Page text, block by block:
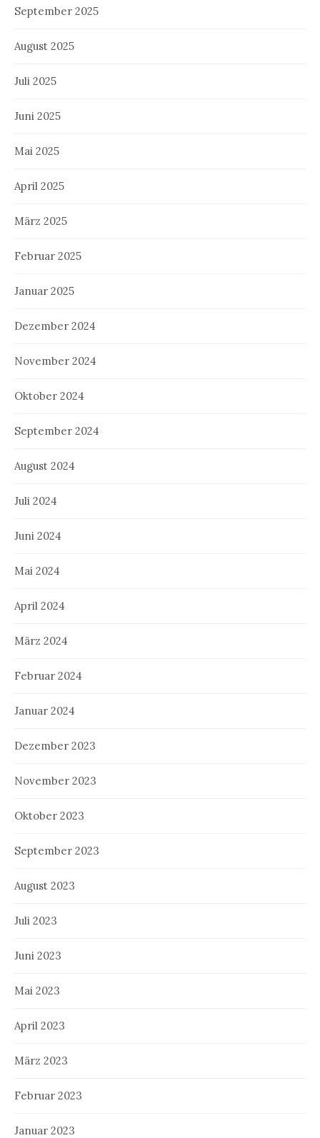
September 2025
August 2025
Juli 2025
Juni 2025
Mai 2025
April 2025
März 2025
Februar 2025
Januar 2025
Dezember 2024
November 2024
Oktober 2024
September 2024
August 2024
Juli 2024
Juni 2024
Mai 2024
April 2024
März 2024
Februar 2024
Januar 2024
Dezember 2023
November 2023
Oktober 2023
September 2023
August 2023
Juli 2023
Juni 2023
Mai 2023
April 2023
März 2023
Februar 2023
Januar 2023